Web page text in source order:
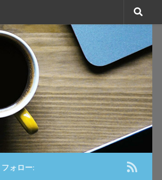
フォロー: